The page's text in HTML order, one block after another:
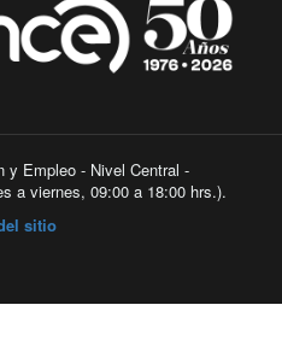
y Empleo - Nivel Central -
a viernes, 09:00 a 18:00 hrs.).
sitio